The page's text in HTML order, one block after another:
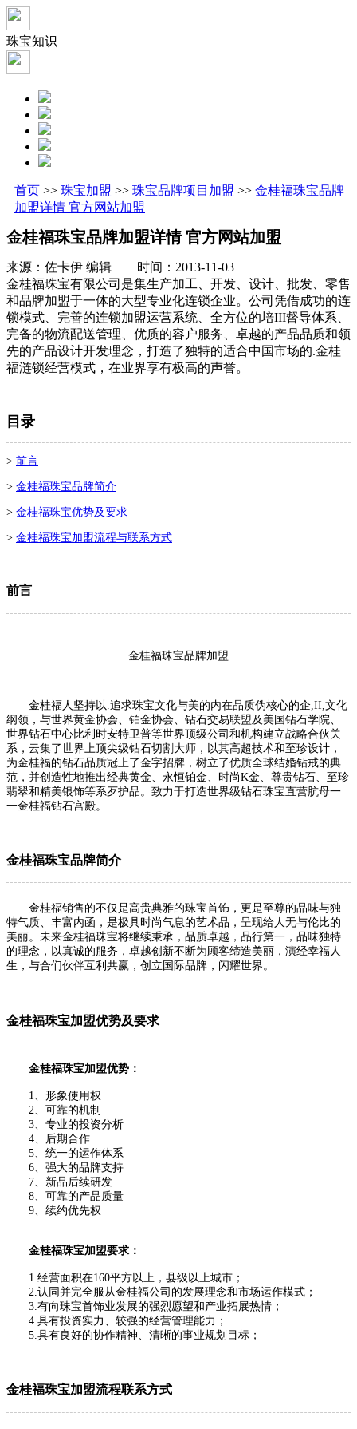
珠宝知识
首页 >> 珠宝加盟 >> 珠宝品牌项目加盟 >> 金桂福珠宝品牌
加盟详情 官方网站加盟
金桂福珠宝品牌加盟详情 官方网站加盟
来源：佐卡伊 编辑 时间：2013-11-03
金桂福珠宝有限公司是集生产加工、开发、设计、批发、零售
和品牌加盟于一体的大型专业化连锁企业。公司凭借成功的连
锁模式、完善的连锁加盟运营系统、全方位的培III督导体系、
完备的物流配送管理、优质的容户服务、卓越的产品品质和领
先的产品设计开发理念，打造了独特的适合中国市场的.金桂
福涟锁经营模式，在业界享有极高的声誉。
目录
> 前言
> 金桂福珠宝品牌简介
> 金桂福珠宝优势及要求
> 金桂福珠宝加盟流程与联系方式
前言
金桂福珠宝品牌加盟
金桂福人坚持以.追求珠宝文化与美的内在品质伪核心的企,II,文化
纲领，与世界黄金协会、铂金协会、钻石交易联盟及美国钻石学院、
世界钻石中心比利时安特卫普等世界顶级公司和机构建立战略合伙关
系，云集了世界上顶尖级钻石切割大师，以其高超技术和至珍设计，
为金桂福的钻石品质冠上了金字招牌，树立了优质全球结婚钻戒的典
范，并创造性地推出经典黄金、永恒铂金、时尚K金、尊贵钻石、至珍
翡翠和精美银饰等系歹护品。致力于打造世界级钻石珠宝直营肮母一
一金桂福钻石宫殿。
金桂福珠宝品牌简介
金桂福销售的不仅是高贵典雅的珠宝首饰，更是至尊的品味与独
特气质、丰富内函，是极具时尚气息的艺术品，呈现给人无与伦比的
美丽。未来金桂福珠宝将继续秉承，品质卓越，品行第一，品味独特.
的理念，以真诚的服务，卓越创新不断为顾客缔造美丽，演经幸福人
生，与合们伙伴互利共赢，创立国际品牌，闪耀世界。
金桂福珠宝加盟优势及要求
金桂福珠宝加盟优势：
1、形象使用权
2、可靠的机制
3、专业的投资分析
4、后期合作
5、统一的运作体系
6、强大的品牌支持
7、新品后续研发
8、可靠的产品质量
9、续约优先权
金桂福珠宝加盟要求：
1.经营面积在160平方以上，县级以上城市；
2.认同并完全服从金桂福公司的发展理念和市场运作模式；
3.有向珠宝首饰业发展的强烈愿望和产业拓展热情；
4.具有投资实力、较强的经营管理能力；
5.具有良好的协作精神、清晰的事业规划目标；
金桂福珠宝加盟流程联系方式